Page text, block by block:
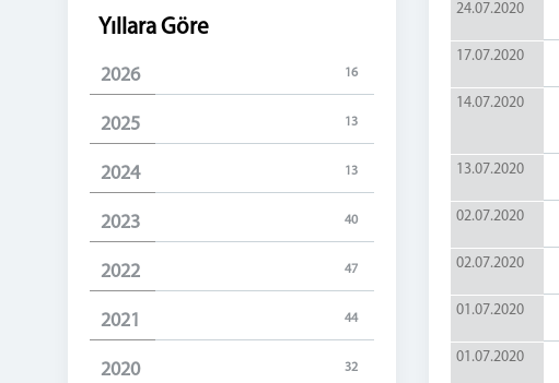
Yıllara Göre
2026 16
2025 13
2024 13
2023 40
2022 47
2021 44
2020 32
24.07.2020
17.07.2020
14.07.2020
13.07.2020
02.07.2020
02.07.2020
01.07.2020
01.07.2020